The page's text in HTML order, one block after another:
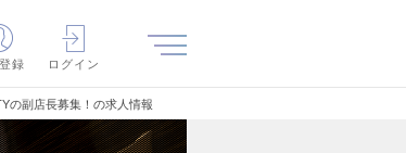
録 ログイン
の副店長募集！の求人情報